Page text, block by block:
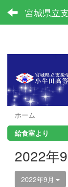
宮城県立
ホーム
給食室より
2022年
2022年9月